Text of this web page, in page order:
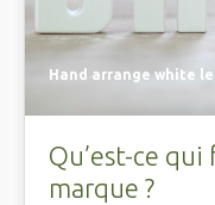
Hand arrange white
Qu’est-ce
marque ?